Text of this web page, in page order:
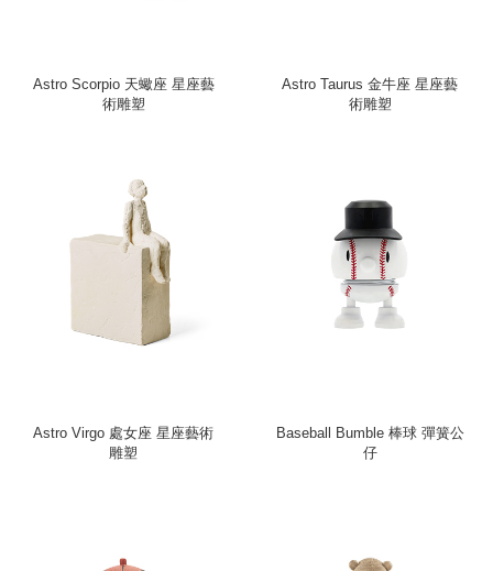
Astro Scorpio 天蠍座 星座藝
術雕塑
Astro Taurus 金牛座 星座藝
術雕塑
Astro Virgo 處女座 星座藝術
雕塑
Baseball Bumble 棒球 彈簧公
仔